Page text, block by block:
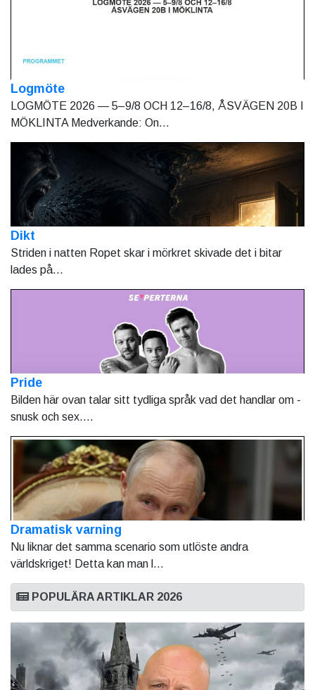
Logmöte
LOGMÖTE 2026 — 5–9/8 OCH 12–16/8, ÅSVÄGEN 20B I
MÖKLINTA Medverkande: On...
Dikt
Striden i natten Ropet skar i mörkret skivade det i bitar
lades på...
Pride
Bilden här ovan talar sitt tydliga språk vad det handlar om -
snusk och sex....
Dramatisk varning
Nu liknar det samma scenario som utlöste andra
världskriget! Detta kan man l...
POPULÄRA ARTIKLAR 2026